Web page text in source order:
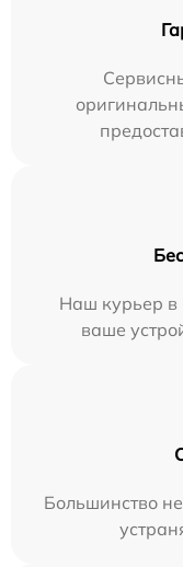
Наш курьер в
ваше
Большинство